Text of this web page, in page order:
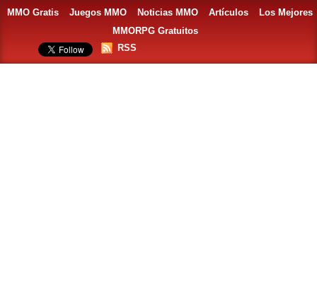
MMO Gratis Juegos MMO Noticias MMO Artículos
Los Mejores
MMORPG Gratuitos
RSS